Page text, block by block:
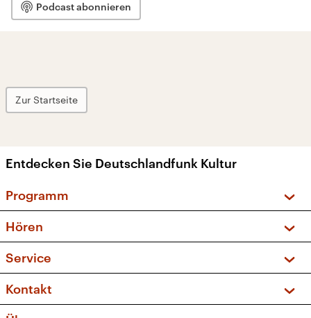
Podcast abonnieren
Zur Startseite
Entdecken Sie Deutschlandfunk Kultur
Programm
Sendungen und Podcasts
Musikliste
Kakadu – Das Kinderprogramm
Hören
Frequenzen (UKW + DAB+)
Service
FAQ
Apps
Kontakt